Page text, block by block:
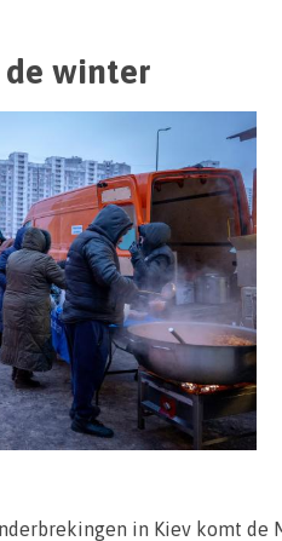
winter
in Kiev komt de